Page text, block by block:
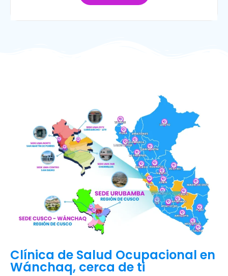
Clínica de Salud Ocupacional en
Wánchaq, cerca de ti